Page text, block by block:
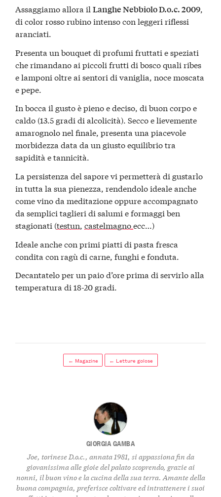
Assaggiamo allora ilLanghe Nebbiolo D.o.c. 2009,
di color rosso rubino intenso con leggeri riflessi
aranciati.
Presenta un bouquet di profumi fruttati e speziati
che rimandano ai piccoli frutti di bosco quali ribes
e lamponi oltre ai sentori di vaniglia, noce moscata
e pepe.
In bocca il gusto è pieno e deciso, di buon corpo e
caldo (13.5 gradi di alcolicità). Secco e lievemente
amarognolo nel finale, presenta una piacevole
morbidezza data da un giusto equilibrio tra
sapidità e tannicità.
La persistenza del sapore vi permetterà di gustarlo
in tutta la sua pienezza, rendendolo ideale anche
come vino da meditazione oppure accompagnato
da semplici taglieri di salumi e formaggi ben
stagionati (testun,castelmagnoecc…)
Ideale anche con primi piatti di pasta fresca
condita con ragù di carne, funghi e fonduta.
Decantatelo per un paio d’ore prima di servirlo alla
temperatura di 18-20 gradi.
← Magazine ← Letture golose
GIORGIA GAMBA
Joe, torinese D.o.c., annata 1981, si appassiona fin da
giovanissima alle gioie del palato scoprendo, grazie ai
nonni, il buon vino e la cucina della sua terra. Amante della
buona compagnia, preferisce coltivare ed intrattenere i suoi